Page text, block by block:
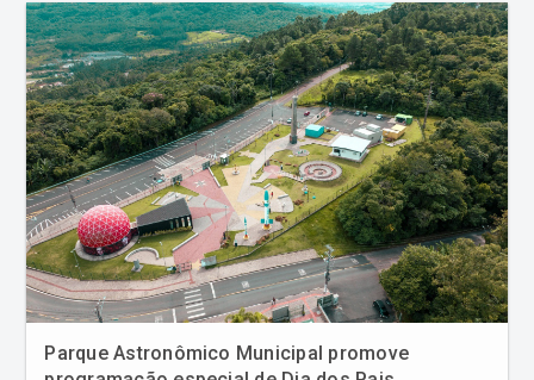
Parque Astronômico Municipal promove